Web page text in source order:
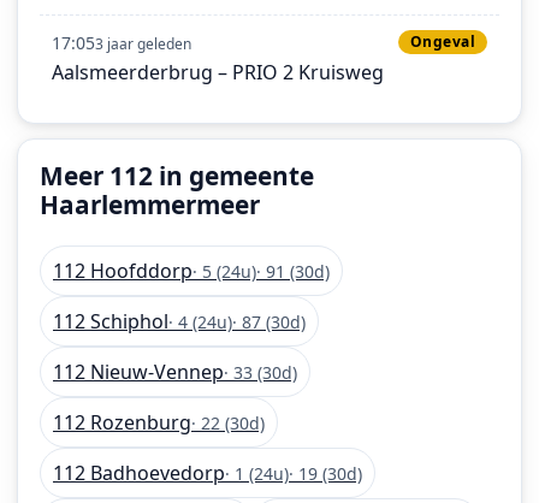
17:053 jaar geleden Ongeval
Aalsmeerderbrug – PRIO 2 Kruisweg
Meer 112 in gemeente
Haarlemmermeer
112 Hoofddorp· 5 (24u)· 91 (30d)
112 Schiphol· 4 (24u)· 87 (30d)
112 Nieuw-Vennep· 33 (30d)
112 Rozenburg· 22 (30d)
112 Badhoevedorp· 1 (24u)· 19 (30d)